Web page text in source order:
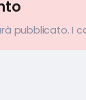
pubblicato. I